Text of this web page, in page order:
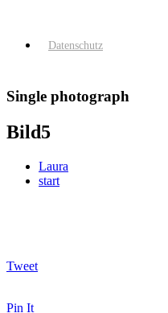
Datenschutz
Single photograph
Bild5
Laura
start
Tweet
Pin It